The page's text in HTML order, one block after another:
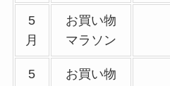
5
月
お買い物
マラソン
5
お買い物